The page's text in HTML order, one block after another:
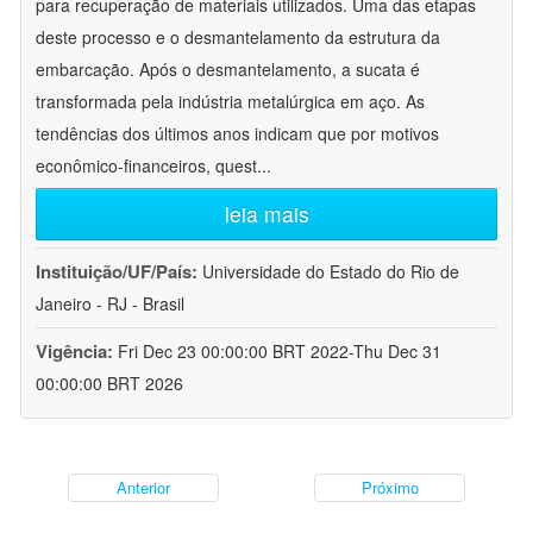
para recuperação de materiais utilizados. Uma das etapas
deste processo e o desmantelamento da estrutura da
embarcação. Após o desmantelamento, a sucata é
transformada pela indústria metalúrgica em aço. As
tendências dos últimos anos indicam que por motivos
econômico-financeiros, quest...
leia mais
Instituição/UF/País: Universidade do Estado do Rio de
Janeiro - RJ - Brasil
Vigência: Fri Dec 23 00:00:00 BRT 2022-Thu Dec 31
00:00:00 BRT 2026
Anterior Próximo